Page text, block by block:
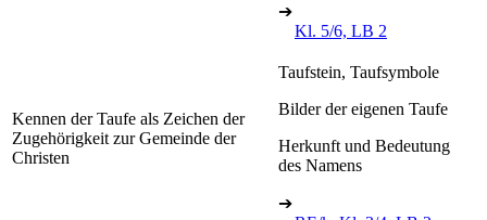
➔
Kl. 5/6, LB 2
Kennen der Taufe als Zeichen der
Zugehörigkeit zur Gemeinde der
Christen
Taufstein, Taufsymbole
Bilder der eigenen Taufe
Herkunft und Bedeutung
des Namens
➔